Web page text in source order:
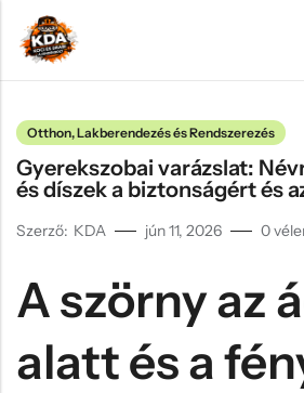
Otthon, Lakberendezés és Rendszerezés
Gyerekszobai varázslat:
és díszek a biztonságért és
Szerző: KDA jún 11, 2026 0
A szörny az
alatt és a
Back
Valentin napi ajándékok
Póló
Kulacs
Pohár, korsó
Párna
Back
Anyának
Apának
Gyereknek
Csecsemőnek
Keresztszülőknek
Back
Születésnapra
Nőnapra
Apák napjára
Húsvét
Mikulás
Back
Legénybúcsú
Leánybúcsú
Halloween
Tejfakasztó
Back
Gamer
Könyvmoly
Zene
Sütés/főzés
Kávékedvelő